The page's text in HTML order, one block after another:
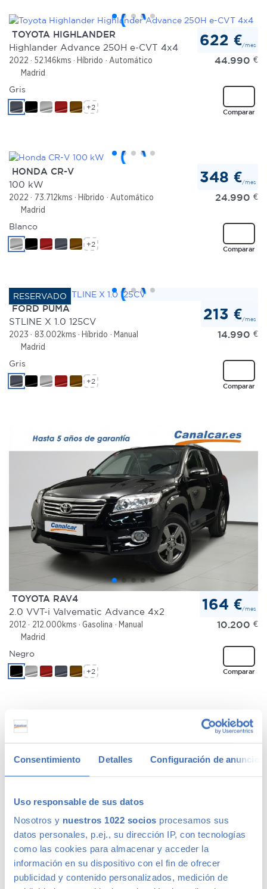
Consentimiento Detalles Configuración de anuncios
Uso responsable de sus datos
Nosotros y nuestros 1022 socios procesamos sus
datos personales, p.ej., su dirección IP, con tecnologías
como las cookies para almacenar y acceder la
información en su dispositivo con el fin de ofrecer
publicidad y contenido personalizados, medición de
TOYOTA HIGHLANDER
Highlander Advance 250H e-CVT 4x4
2022 52.146kms Híbrido
Automático
Madrid
622 €/mes
44.990 €
Comparar
Gris
+2
HONDA CR-V
100 kW
2022 73.712kms Híbrido
Automático
Madrid
348 €/mes
24.990 €
Comparar
Blanco
+2
FORD PUMA
STLINE X 1.0 125CV
2023 83.002kms Híbrido
Manual
Madrid
213 €/mes
14.990 €
Comparar
Gris
+2
TOYOTA RAV4
2.0 VVT-i Valvematic Advance 4x2
2012 212.000kms Gasolina
Manual
Madrid
164 €/mes
10.200 €
Comparar
Negro
+2
MAZDA MAZDA3
2009 199.489kms Diésel
Manual
Madrid
91 €
5290
JEEP RENEGADE